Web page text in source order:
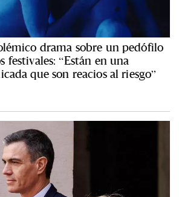
drama sobre un pedófilo
festivales: “Están en una
que son reacios al riesgo”